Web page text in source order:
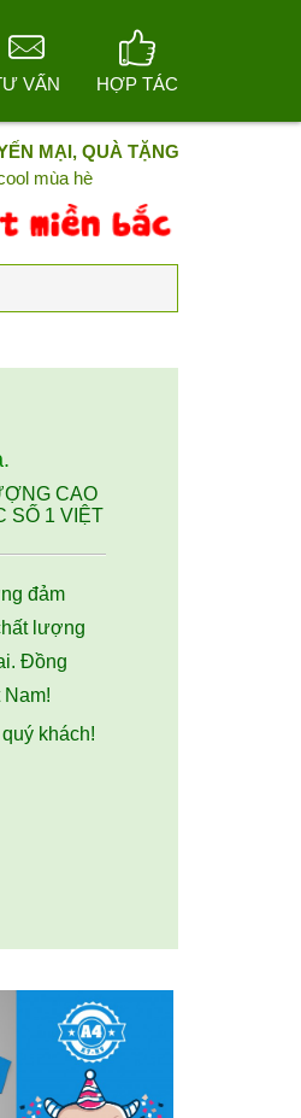
VẤN HỢP TÁC
MẠI, QUÀ TẶNG
mùa hè
CAO
SỐ 1 VIỆT
đảm
lượng
Đồng
khách!